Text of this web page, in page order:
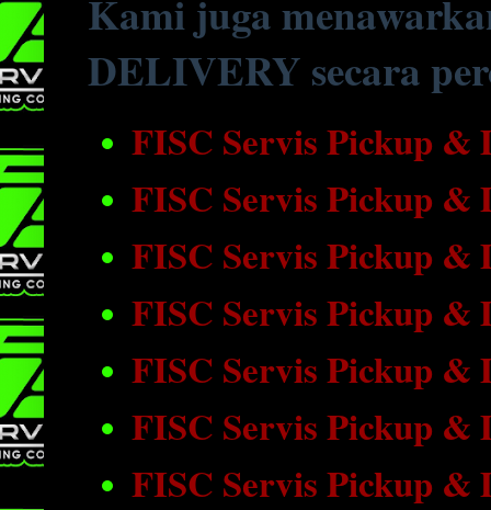
Kami juga
DELIVERY secara
FISC Servis Pickup &
FISC Servis Pickup
FISC Servis Pickup
FISC Servis Pickup
FISC Servis Pickup &
FISC Servis Pickup &
FISC Servis Pickup